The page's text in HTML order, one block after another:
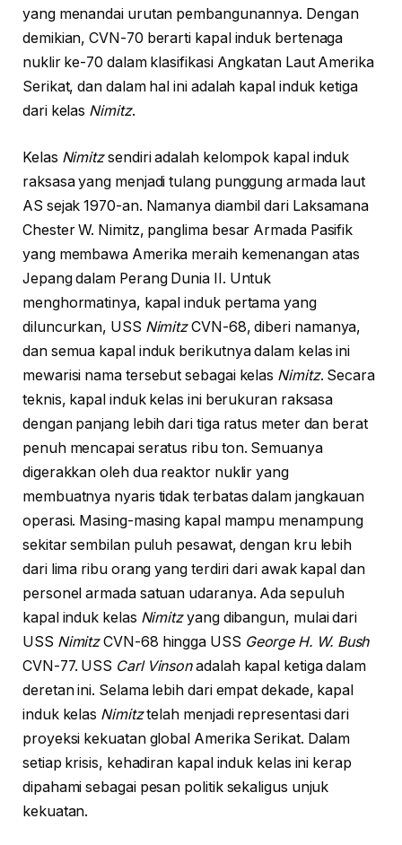
yang menandai urutan pembangunannya. Dengan
demikian, CVN-70 berarti kapal induk bertenaga
nuklir ke-70 dalam klasifikasi Angkatan Laut Amerika
Serikat, dan dalam hal ini adalah kapal induk ketiga
dari kelas Nimitz.
Kelas Nimitzsendiri adalah kelompok kapal induk
raksasa yang menjadi tulang punggung armada laut
AS sejak 1970-an. Namanya diambil dari Laksamana
Chester W. Nimitz, panglima besar Armada Pasifik
yang membawa Amerika meraih kemenangan atas
Jepang dalam Perang Dunia II. Untuk
menghormatinya, kapal induk pertama yang
diluncurkan, USS NimitzCVN-68, diberi namanya,
dan semua kapal induk berikutnya dalam kelas ini
mewarisi nama tersebut sebagai kelas Nimitz. Secara
teknis, kapal induk kelas ini berukuran raksasa
dengan panjang lebih dari tiga ratus meter dan berat
penuh mencapai seratus ribu ton. Semuanya
digerakkan oleh dua reaktor nuklir yang
membuatnya nyaris tidak terbatas dalam jangkauan
operasi. Masing-masing kapal mampu menampung
sekitar sembilan puluh pesawat, dengan kru lebih
dari lima ribu orang yang terdiri dari awak kapal dan
personel armada satuan udaranya. Ada sepuluh
kapal induk kelas Nimitzyang dibangun, mulai dari
USS NimitzCVN-68 hingga USS George H. W. Bush
CVN-77. USS Carl Vinsonadalah kapal ketiga dalam
deretan ini. Selama lebih dari empat dekade, kapal
induk kelas Nimitztelah menjadi representasi dari
proyeksi kekuatan global Amerika Serikat. Dalam
setiap krisis, kehadiran kapal induk kelas ini kerap
dipahami sebagai pesan politik sekaligus unjuk
kekuatan.